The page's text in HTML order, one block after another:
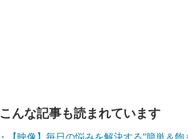
こんな記事も読まれています
【映像】毎日の悩みを解決する“簡単＆